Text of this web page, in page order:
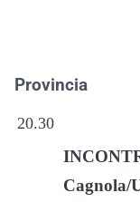
Provincia
20.30
Cagnola/